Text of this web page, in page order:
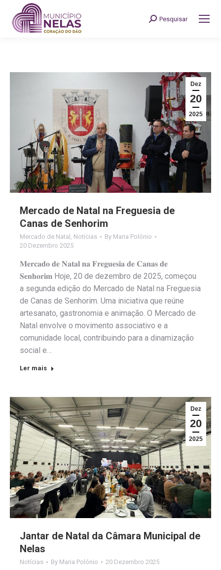
Search:
Pesquisar
Dez
20
2025
Mercado de Natal na Freguesia de
Canas de Senhorim
Mercado de Natal , Notícias By Maria Polónio
20 Dezembro 2025
𝐌𝐞𝐫𝐜𝐚𝐝𝐨 𝐝𝐞 𝐍𝐚𝐭𝐚𝐥 𝐧𝐚 𝐅𝐫𝐞𝐠𝐮𝐞𝐬𝐢𝐚 𝐝𝐞 𝐂𝐚𝐧𝐚𝐬 𝐝𝐞
𝐒𝐞𝐧𝐡𝐨𝐫𝐢𝐦 Hoje, 20 de dezembro de 2025, começou
a segunda edição do Mercado de Natal na Freguesia
de Canas de Senhorim. Uma iniciativa que reúne
artesanato, gastronomia e animação. O Mercado de
Natal envolve o movimento associativo e a
comunidade local, contribuindo para a dinamização
social e…
Ler mais
Dez
20
2025
Jantar de Natal da Câmara Municipal de
Nelas
Notícias By Maria Polónio 20 Dezembro 2025